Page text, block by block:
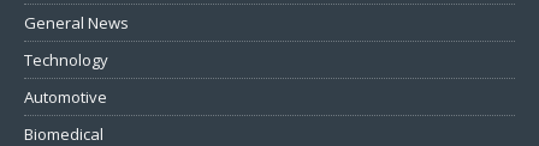
General News
Technology
Automotive
Biomedical